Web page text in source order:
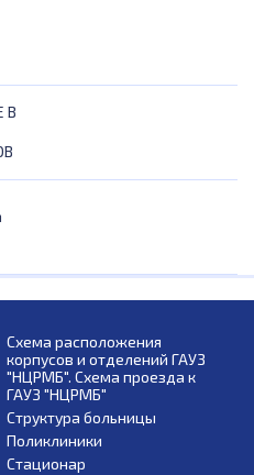
В
Схема расположения
корпусов и отделений ГАУЗ
"НЦРМБ". Схема проезда к
ГАУЗ "НЦРМБ"
Структура больницы
Поликлиники
Стационар